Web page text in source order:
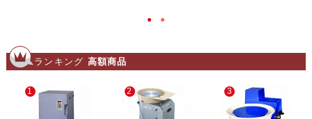
ランキング 高額商品
1 2 3